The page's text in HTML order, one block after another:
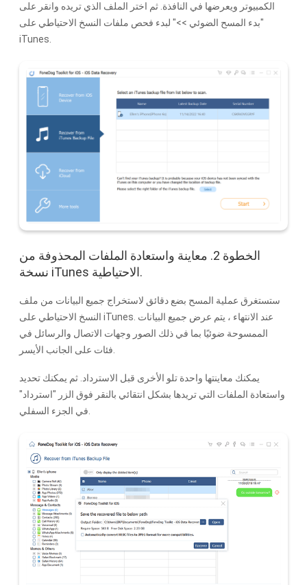
الكمبيوتر ويعرضها في النافذة. ثم اختر الملف الذي تريده وانقر على
"بدء المسح الضوئي >>" لبدء فحص ملفات النسخ الاحتياطي على
iTunes.
الخطوة 2. معاينة واستعادة الملفات المحذوفة من
نسخة iTunes الاحتياطية.
ستستغرق عملية المسح بضع دقائق لاستخراج جميع البيانات من ملف
النسخ الاحتياطي على iTunes. عند الانتهاء ، يتم عرض جميع البيانات
الممسوحة ضوئيًا بما في ذلك الصور وجهات الاتصال والرسائل في
يمكنك معاينتها واحدة تلو الأخرى قبل الاسترداد. ثم يمكنك تحديد
واستعادة الملفات التي تريدها بشكل انتقائي بالنقر فوق الزر "استرداد"